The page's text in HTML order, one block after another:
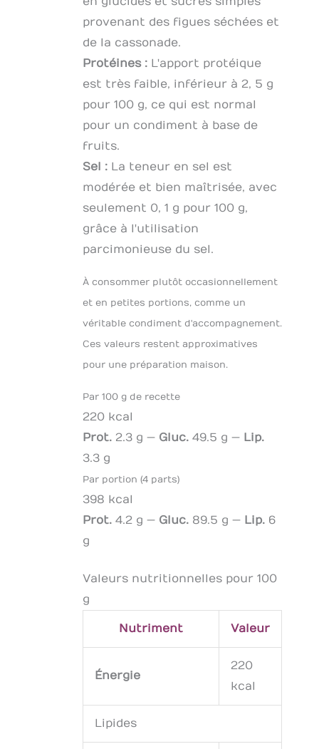
provenant des figues séchées et
de la cassonade.
Protéines : L'apport protéique
est très faible, inférieur à 2, 5 g
pour 100 g, ce qui est normal
pour un condiment à base de
fruits.
Sel : La teneur en sel est
modérée et bien maîtrisée, avec
seulement 0, 1 g pour 100 g,
grâce à l'utilisation
parcimonieuse du sel.
À consommer plutôt occasionnellement
et en petites portions, comme un
véritable condiment d'accompagnement.
Ces valeurs restent approximatives
pour une préparation maison.
Par 100 g de recette
220 kcal
Prot. 2.3 g — Gluc. 49.5 g — Lip.
3.3 g
Par portion (4 parts)
398 kcal
Prot. 4.2 g — Gluc. 89.5 g — Lip. 6
g
Valeurs nutritionnelles pour 100
g
Nutriment Valeur
Énergie
220
kcal
Lipides